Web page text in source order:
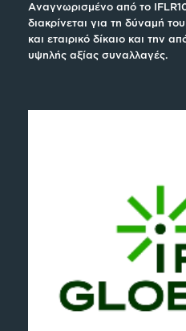
Αναγνωρισμένο από το
διακρίνεται για τη δύναμή
και εταιρικό δίκαιο και την
υψηλής αξίας συναλλαγές.